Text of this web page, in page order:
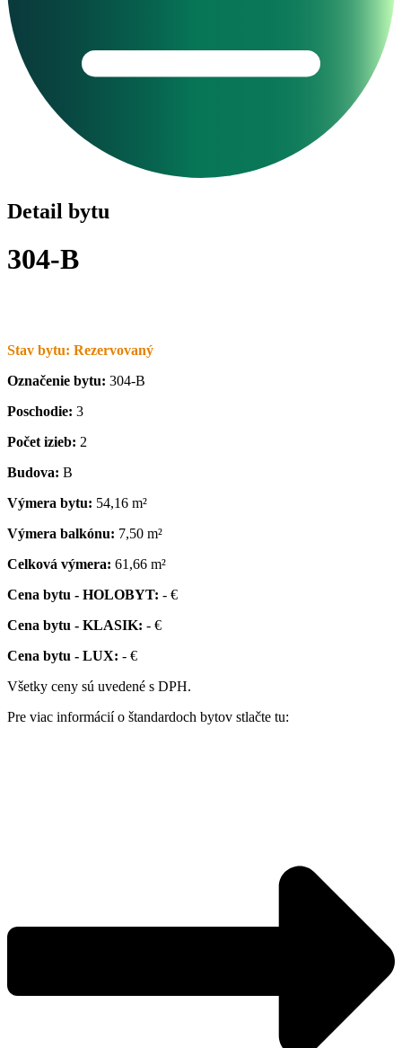
Detail bytu
304-B
Stav bytu: Rezervovaný
Označenie bytu: 304-B
Poschodie: 3
Počet izieb: 2
Budova: B
Výmera bytu: 54,16 m²
Výmera balkónu: 7,50 m²
Celková výmera: 61,66 m²
Cena bytu - HOLOBYT: - €
Cena bytu - KLASIK: - €
Cena bytu - LUX: - €
Všetky ceny sú uvedené s DPH.
Pre viac informácií o štandardoch bytov stlačte tu: